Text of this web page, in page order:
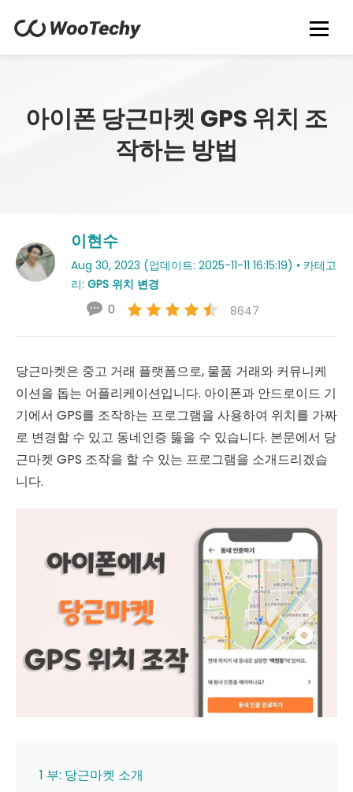
아이폰 당근마켓 GPS 위치 조
작하는 방법
이현수
Aug 30, 2023 (업데이트: 2025-11-11 16:15:19) • 카테고
리: GPS 위치 변경
8647
0
당근마켓은 중고 거래 플랫폼으로, 물품 거래와 커뮤니케
이션을 돕는 어플리케이션입니다. 아이폰과 안드로이드 기
기에서 GPS를 조작하는 프로그램을 사용하여 위치를 가짜
로 변경할 수 있고 동네인증 뚫을 수 있습니다. 본문에서 당
근마켓 GPS 조작을 할 수 있는 프로그램을 소개드리겠습
니다.
1 부: 당근마켓 소개